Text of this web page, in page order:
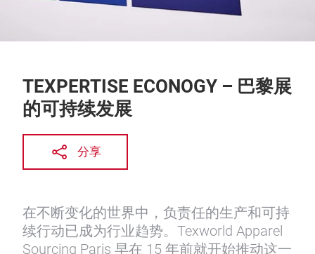
TEXPERTISE ECONOGY – 巴黎展
的可持续发展
分享
在不断变化的世界中，负责任的生产和可持
续行动已成为行业趋势。Texworld Apparel
Sourcing Paris 早在 15 年前就开始推动这一